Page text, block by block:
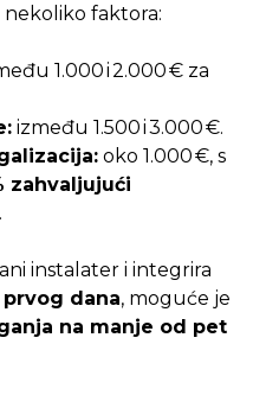
nekoliko faktora:
1.000 i 2.000 € za
između 1.500 i 3.000 €.
oko 1.000 €, s
zahvaljujući
.
instalater i integrira
dana, moguće je
na manje od pet